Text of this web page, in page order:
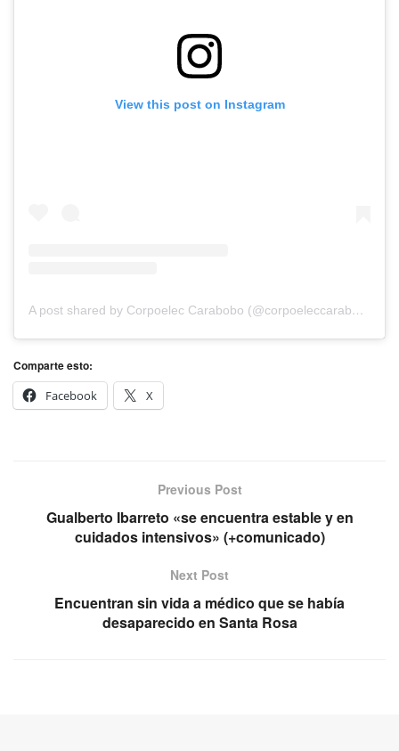
View this post on Instagram
A post shared by Corpoelec Carabobo (@corpoeleccarabobo)
Comparte esto:
Facebook
X
Previous Post
Gualberto Ibarreto «se encuentra estable y en
cuidados intensivos» (+comunicado)
Next Post
Encuentran sin vida a médico que se había
desaparecido en Santa Rosa